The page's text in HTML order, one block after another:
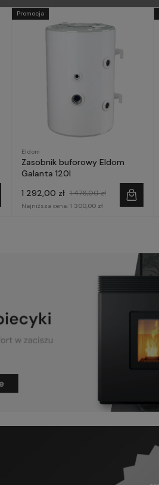
Eldom
Zasobnik buforowy Eldom
Galanta 120l
1 292,00 zł 1 476,00 zł
Najniższa cena: 1 300,00 zł
Promocja